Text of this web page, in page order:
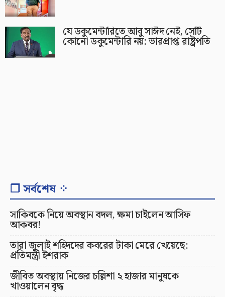
যে ডকুমেন্টারিতে আবু সাঈদ নেই, সেটি
কোনো ডকুমেন্টারি নয়: ভারপ্রাপ্ত রাষ্ট্রপতি
❐ সর্বশেষ ⁘
সাকিবকে নিয়ে অবস্থান বদল, ক্ষমা চাইলেন আসিফ
আকবর!
তারা জুলাই শহিদদের কবরের টাকা মেরে খেয়েছে:
প্রতিমন্ত্রী ইশরাক
জীবিত অবস্থায় নিজের চল্লিশা ২ হাজার মানুষকে
খাওয়ালেন বৃদ্ধ